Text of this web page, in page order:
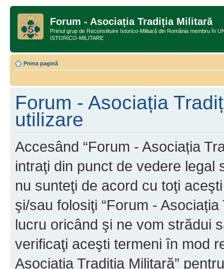
Forum - Asociația Tradiția Militară
Primul grup de Reconstituire Istorico-Militară din România membru în
ISTORICO-MILITARE
Prima pagină
Forum - Asociația
utilizare
Accesând “Forum - Asociația
intraţi din punct de vedere legal
nu sunteţi de acord cu toţi
şi/sau folosiţi “Forum -
lucru oricând şi ne vom strădui
verificaţi aceşti termeni în mod
Asociația Tradiția Militară”